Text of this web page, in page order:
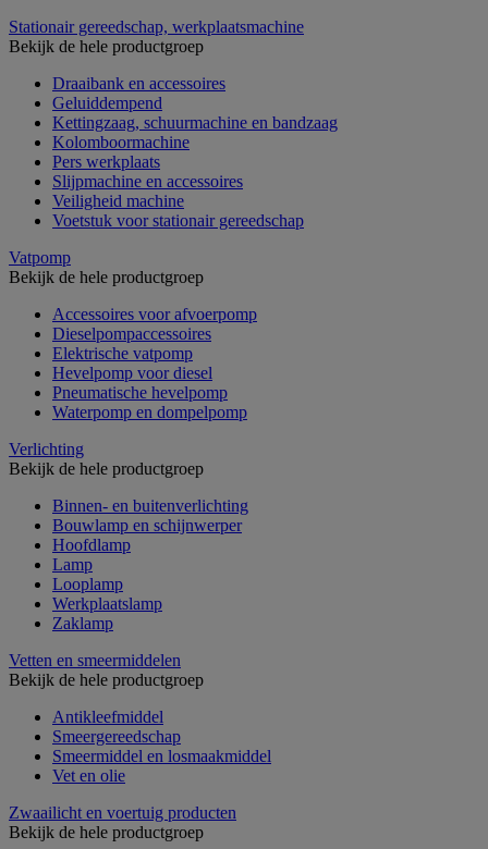
Stationair gereedschap, werkplaatsmachine
Bekijk de hele productgroep
Draaibank en accessoires
Geluiddempend
Kettingzaag, schuurmachine en bandzaag
Kolomboormachine
Pers werkplaats
Slijpmachine en accessoires
Veiligheid machine
Voetstuk voor stationair gereedschap
Vatpomp
Bekijk de hele productgroep
Accessoires voor afvoerpomp
Dieselpompaccessoires
Elektrische vatpomp
Hevelpomp voor diesel
Pneumatische hevelpomp
Waterpomp en dompelpomp
Verlichting
Bekijk de hele productgroep
Binnen- en buitenverlichting
Bouwlamp en schijnwerper
Hoofdlamp
Lamp
Looplamp
Werkplaatslamp
Zaklamp
Vetten en smeermiddelen
Bekijk de hele productgroep
Antikleefmiddel
Smeergereedschap
Smeermiddel en losmaakmiddel
Vet en olie
Zwaailicht en voertuig producten
Bekijk de hele productgroep